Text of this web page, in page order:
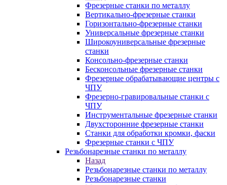
Фрезерные станки по металлу
Вертикально-фрезерные станки
Горизонтально-фрезерные станки
Универсальные фрезерные станки
Широкоуниверсальные фрезерные
станки
Консольно-фрезерные станки
Бесконсольные фрезерные станки
Фрезерные обрабатывающие центры с
ЧПУ
Фрезерно-гравировальные станки с
ЧПУ
Инструментальные фрезерные станки
Двухсторонние фрезерные станки
Станки для обработки кромки, фаски
Фрезерные станки с ЧПУ
Резьбонарезные станки по металлу
Назад
Резьбонарезные станки по металлу
Резьбонарезные станки